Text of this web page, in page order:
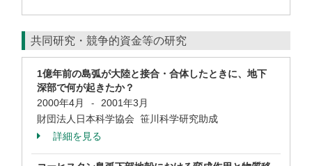
共同研究・競争的資金等の研究
1億年前の島弧が大陸と接合・合体したときに、地下
深部で何が起きたか？
2000年4月
-
2001年3月
財団法人日本科学協会 笹川科学研究助成
詳細を見る